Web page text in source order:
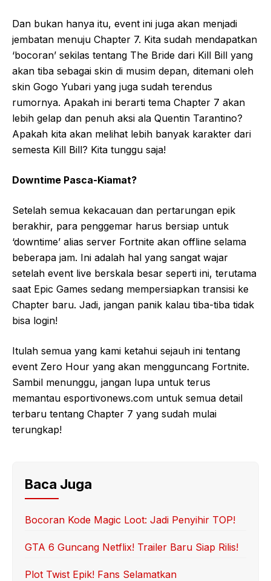
Dan bukan hanya itu, event ini juga akan menjadi
jembatan menuju Chapter 7. Kita sudah mendapatkan
‘bocoran’ sekilas tentang The Bride dari Kill Bill yang
akan tiba sebagai skin di musim depan, ditemani oleh
skin Gogo Yubari yang juga sudah terendus
rumornya. Apakah ini berarti tema Chapter 7 akan
lebih gelap dan penuh aksi ala Quentin Tarantino?
Apakah kita akan melihat lebih banyak karakter dari
semesta Kill Bill? Kita tunggu saja!
Downtime Pasca-Kiamat?
Setelah semua kekacauan dan pertarungan epik
berakhir, para penggemar harus bersiap untuk
‘downtime’ alias server Fortnite akan offline selama
beberapa jam. Ini adalah hal yang sangat wajar
setelah event live berskala besar seperti ini, terutama
saat Epic Games sedang mempersiapkan transisi ke
Chapter baru. Jadi, jangan panik kalau tiba-tiba tidak
bisa login!
Itulah semua yang kami ketahui sejauh ini tentang
event Zero Hour yang akan mengguncang Fortnite.
Sambil menunggu, jangan lupa untuk terus
memantau esportivonews.com untuk semua detail
terbaru tentang Chapter 7 yang sudah mulai
terungkap!
Baca Juga
Bocoran Kode Magic Loot: Jadi Penyihir TOP!
GTA 6 Guncang Netflix! Trailer Baru Siap Rilis!
Plot Twist Epik! Fans Selamatkan